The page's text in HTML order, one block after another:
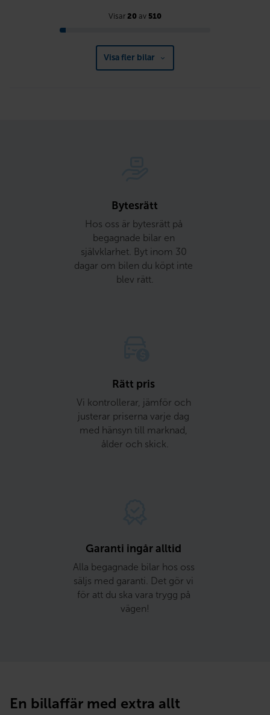
Visar 20 av 510
Visa fler bilar
Bytesrätt
Hos oss är bytesrätt på
begagnade bilar en
självklarhet. Byt inom 30
dagar om bilen du köpt inte
blev rätt.
Rätt pris
Vi kontrollerar, jämför och
justerar priserna varje dag
med hänsyn till marknad,
ålder och skick.
Garanti ingår alltid
Alla begagnade bilar hos oss
säljs med garanti. Det gör vi
för att du ska vara trygg på
vägen!
En billaffär med extra allt